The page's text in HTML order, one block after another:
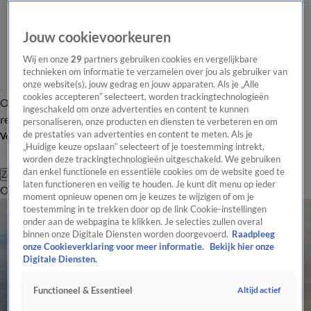
Overzicht Laatste nieuws Regionieuws Het beste van Hart
Tip de
redactie
Volg Hart van Nederland
Zoeken
OverzichtRegioUitzendingenWeerTip de redactiePanelVideo's
Jouw cookievoorkeuren
Wij en onze29 partners gebruiken cookies en vergelijkbare
technieken om informatie te verzamelen over jou als gebruiker van
onze website(s), jouw gedrag en jouw apparaten. Als je „Alle
cookies accepteren” selecteert, worden trackingtechnologieën
ingeschakeld om onze advertenties en content te kunnen
personaliseren, onze producten en diensten te verbeteren en om
de prestaties van advertenties en content te meten. Als je
„Huidige keuze opslaan” selecteert of je toestemming intrekt,
worden deze trackingtechnologieën uitgeschakeld. We gebruiken
dan enkel functionele en essentiële cookies om de website goed te
laten functioneren en veilig te houden. Je kunt dit menu op ieder
moment opnieuw openen om je keuzes te wijzigen of om je
toestemming in te trekken door op de link Cookie-instellingen
onder aan de webpagina te klikken. Je selecties zullen overal
binnen onze Digitale Diensten worden doorgevoerd. Raadpleeg
onze Cookieverklaring voor meer informatie.
Bekijk hier onze
Digitale Diensten.
Functioneel & Essentieel Altijd actief